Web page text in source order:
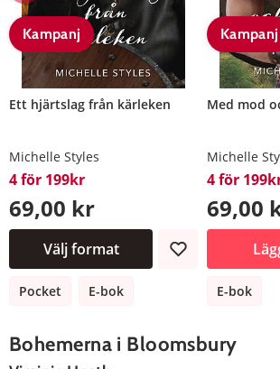
Kampanj
Ett hjärtslag från kärleken
Michelle Styles
4 för 199kr
69,00 kr
Välj format
Pocket E-bok
Kampanj
Med mod
Michelle
4 för
69,00
E-bok
Bohemerna i Bloomsbury